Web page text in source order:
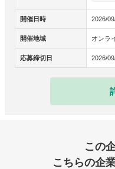
開催日時 2026/
開催地域 オンラ
応募締切日 2026/
この
こちらの企